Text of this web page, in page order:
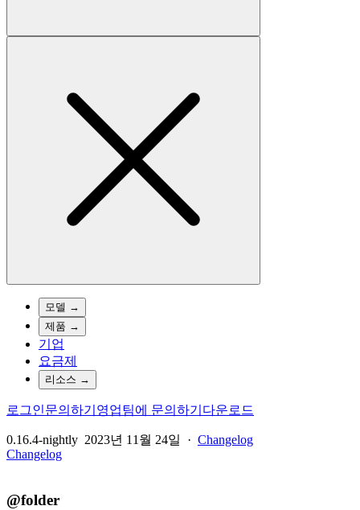
모델 →
제품 →
기업
요금제
리소스 →
로그인문의하기 영업팀에 문의하기 다운로드
0.16.4-nightly 2023년 11월 24일 · Changelog
Changelog
@folder